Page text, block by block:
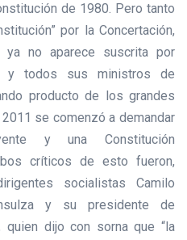
de 1980. Pero tanto
por la Concertación,
ya no aparece suscrita por
y todos sus ministros de
producto de los grandes
se comenzó a demandar
y una Constitución
críticos de esto fueron,
socialistas Camilo
y su presidente de
quien dijo con sorna que “la